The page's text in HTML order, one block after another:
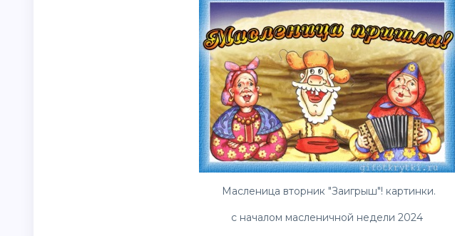
Масленица вторник "Заигрыш"! картинки.
с началом масленичной недели 2024